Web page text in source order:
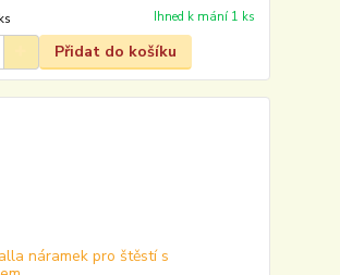
Ihned k mání 1 ks
Přidat do košíku